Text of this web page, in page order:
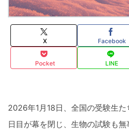
X Facebook
Pocket LINE
2026年1月18日、全国の受験生
日目が幕を閉じ、生物の試験も無